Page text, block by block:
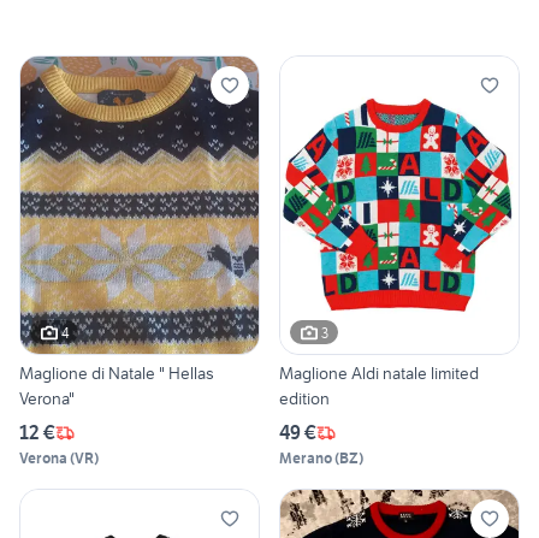
4
Maglione di Natale " Hellas
Verona"
12 €
Verona (VR)
3
Maglione Aldi natale limited
edition
49 €
Merano(BZ)